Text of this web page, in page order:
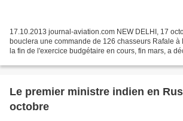
17.10.2013 journal-aviation.com NEW DELHI, 17
bouclera une commande de 126 chasseurs Rafale à
la fin de l'exercice budgétaire en cours, fin mars, a
Le premier ministre indien en
octobre